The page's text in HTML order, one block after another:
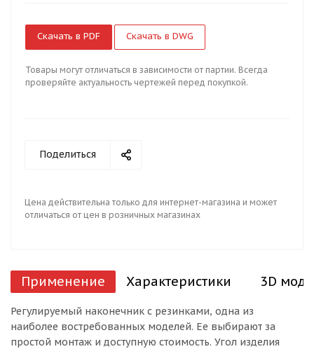
Скачать в PDF Скачать в DWG
Товары могут отличаться в зависимости от партии. Всегда
проверяйте актуальность чертежей перед покупкой.
Поделиться
Цена действительна только для интернет-магазина и может
отличаться от цен в розничных магазинах
Применение Характеристики 3D
Регулируемый наконечник с резинками, одна из
наиболее востребованных моделей. Ее выбирают за
простой монтаж и доступную стоимость. Угол изделия